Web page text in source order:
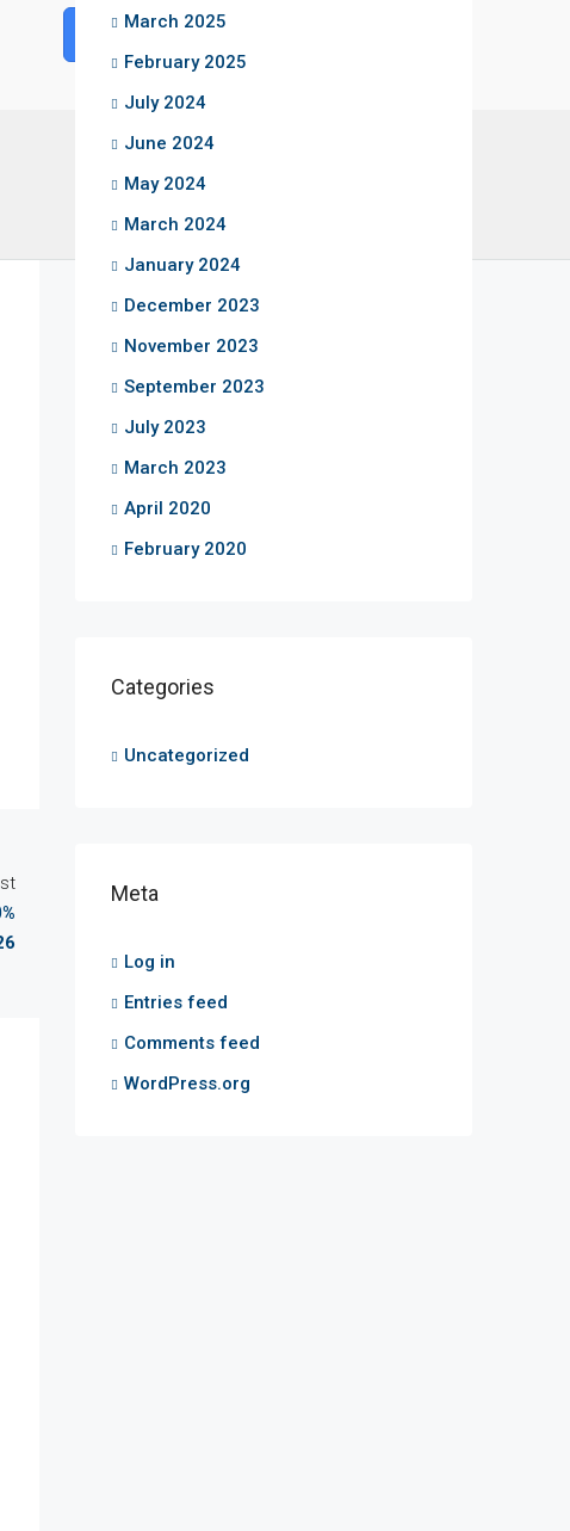
VerifyMarch 2025
February 2025
July 2024
June 2024
May 2024
March 2024
January 2024
December 2023
November 2023
September 2023
July 2023
March 2023
April 2020
February 2020
Categories
Uncategorized
Meta
Log in
Entries feed
Comments feed
WordPress.org